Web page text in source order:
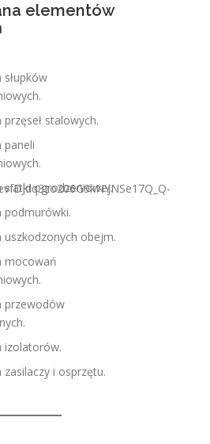
elementów
słupków
przęseł stalowych.
paneli
siatki ogrodzeniowej.
podmurówki.
uszkodzonych obejm.
mocowań
przewodów
izolatorów.
zasilaczy i osprzętu.